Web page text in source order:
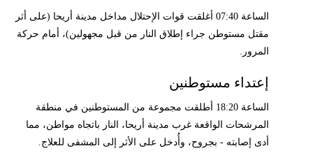
الساعة 07:40 أغلقت قوات الإحتلال مداخل مدينة أريحا (على أثر
مقتل مستوطن جراء إطلاق النار من قبل مجهولين)، أمام حركة
المرور.
إعتداء مستوطنين
الساعة 18:20 أطلقت مجموعة من المستوطنين في منطقة
المرشحات الواقعة غرب مدينة أريحا، النار باتجاه مواطن، مما
أدى إصابته - بجروح، وأُدخل على الأثر إلى المشفى للعلاج.